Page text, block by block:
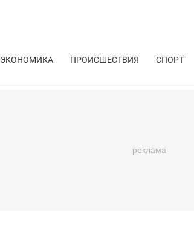
ЭКОНОМИКА ПРОИСШЕСТВИЯ СПОРТ